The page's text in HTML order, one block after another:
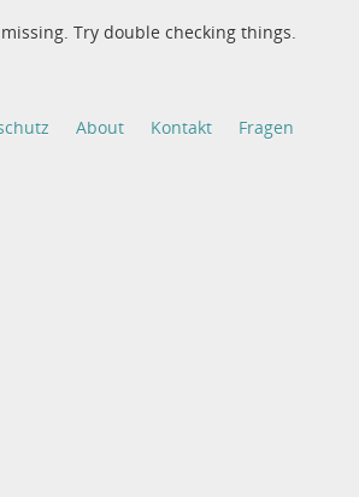
Try double checking things.
About Kontakt Fragen